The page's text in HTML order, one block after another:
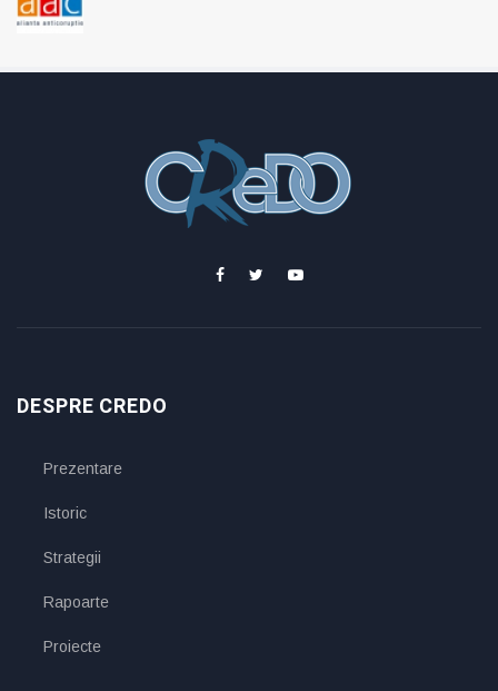
DESPRE CREDO
Prezentare
Istoric
Strategii
Rapoarte
Proiecte